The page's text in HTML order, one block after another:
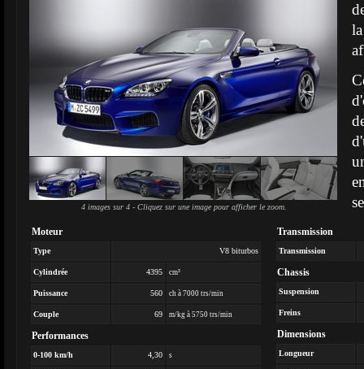
4 images sur 4 - Cliquez sur une image pour afficher le zoom.
Moteur
Type V8 biturbos
Cylindrée 4395 cm³
Puissance 560 ch à 7000 trs/min
Couple 69 m/kg à 5750 trs/min
Performances
0-100 km/h 4,30 s
Transmission
Transmission
Chassis
Suspension
Freins
Dimensions
Longueur